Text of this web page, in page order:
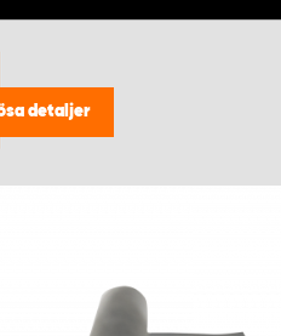
detaljer